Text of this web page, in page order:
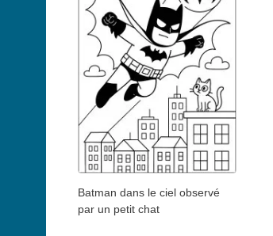
Batman dans le ciel observé
par un petit chat